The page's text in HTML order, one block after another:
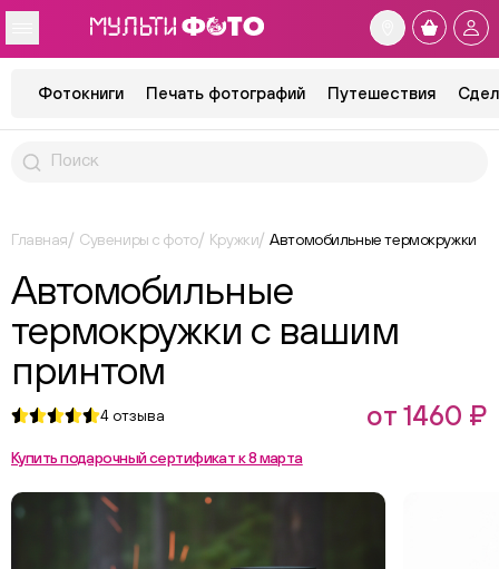
Фотокниги Печать фотографий Путешествия
Главная Сувениры с фото Кружки Автомобильные термокружки
Автомобильные
термокружки с вашим
принтом
4 отзыва от 1460 ₽
Купить подарочный сертификат к 8 марта